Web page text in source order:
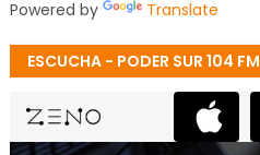
Powered by Translate
ESCUCHA - PODER SUR 104 FM